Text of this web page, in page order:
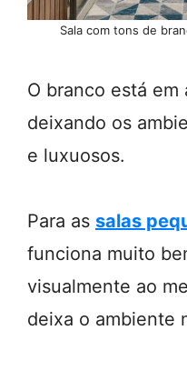
Sala com tons de
O branco está em
deixando os
e luxuosos.
Para as salas
funciona muito
visualmente ao
deixa o ambiente